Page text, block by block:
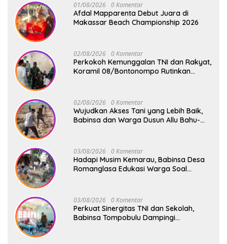
01/08/2026 0 Komentar
Afdal Mapparenta Debut Juara di
Makassar Beach Championship 2026
02/08/2026 0 Komentar
Perkokoh Kemunggalan TNI dan Rakyat,
Koramil 08/Bontonompo Rutinkan
02/08/2026 0 Komentar
Wujudkan Akses Tani yang Lebih Baik,
Babinsa dan Warga Dusun Allu Bahu-
03/08/2026 0 Komentar
Hadapi Musim Kemarau, Babinsa Desa
Romanglasa Edukasi Warga Soal
03/08/2026 0 Komentar
Perkuat Sinergitas TNI dan Sekolah,
Babinsa Tompobulu Dampingi